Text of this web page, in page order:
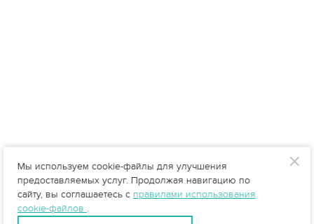
Мы используем cookie-файлы для улучшения
предоставляемых услуг. Продолжая навигацию по
сайту, вы соглашаетесь с правилами использования
cookie-файлов .